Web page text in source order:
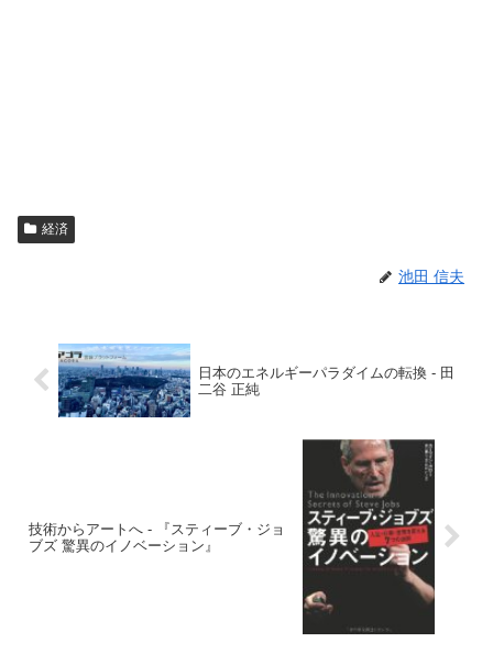
経済
池田 信夫
日本のエネルギーパラダイムの転換 - 田
二谷 正純
技術からアートへ - 『スティーブ・ジョ
ブズ 驚異のイノベーション』